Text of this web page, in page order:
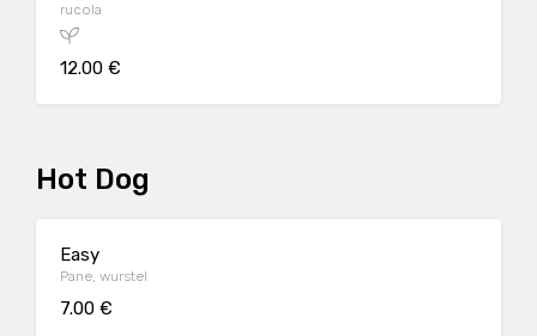
rucola
12.00 €
Hot Dog
Easy
Pane, wurstel
7.00 €